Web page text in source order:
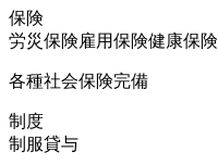
保険
労災保険雇用保険健康保険
各種社会保険完備
制度
制服貸与